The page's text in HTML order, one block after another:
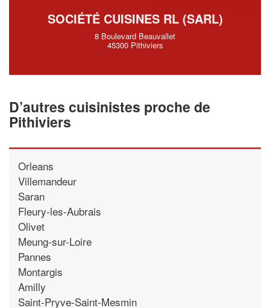
SOCIÉTÉ CUISINES RL (SARL)
8 Boulevard Beauvallet
45300 Pithiviers
D’autres cuisinistes proche de
Pithiviers
Orleans
Villemandeur
Saran
Fleury-les-Aubrais
Olivet
Meung-sur-Loire
Pannes
Montargis
Amilly
Saint-Pryve-Saint-Mesmin